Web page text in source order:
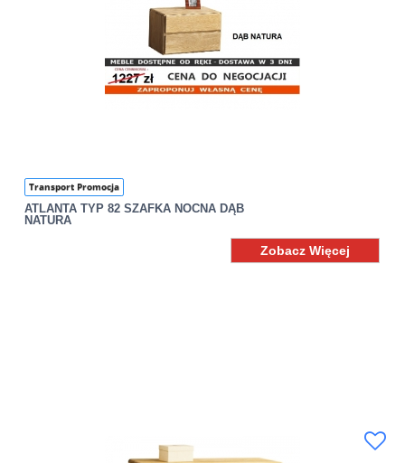
Transport Promocja
ATLANTA TYP 82 SZAFKA NOCNA DĄB
NATURA
Zobacz Więcej